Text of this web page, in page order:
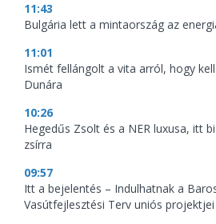
11:43
Bulgária lett a mintaország az
11:01
Ismét fellángolt a vita arról, hogy
Dunára
10:26
Hegedűs Zsolt és a NER luxusa, itt
zsírra
09:57
Itt a bejelentés – Indulhatnak a
Vasútfejlesztési Terv uniós projektjei